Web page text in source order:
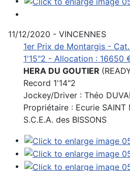
11/12/2020 - VINCENNES
1er Prix de Montargis -
1'15"2 - Allocation : 16650
HERA DU GOUTIER
Record 1'14"2
Jockey/Driver : Théo
Propriétaire : Ecurie SAINT
S.C.E.A. des BISSONS